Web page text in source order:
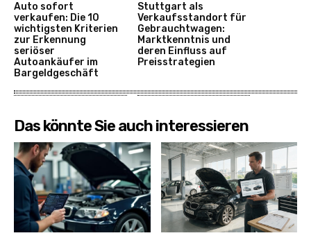
Auto sofort
verkaufen: Die 10
wichtigsten Kriterien
zur Erkennung
seriöser
Autoankäufer im
Bargeldgeschäft
Stuttgart als
Verkaufsstandort für
Gebrauchtwagen:
Marktkenntnis und
deren Einfluss auf
Preisstrategien
Das könnte Sie auch interessieren